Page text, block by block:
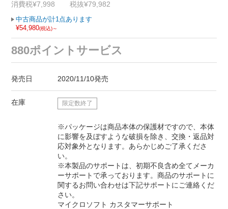
消費税¥7,998 税抜¥79,982
中古商品が計1点あります
¥54,980(税込)～
880ポイントサービス
発売日 2020/11/10発売
在庫 限定数終了
※パッケージは商品本体の保護材ですので、本体
に影響を及ぼすような破損を除き、交換・返品対
応対象外となります。あらかじめご了承くださ
い。
※本製品のサポートは、初期不良含め全てメーカ
ーサポートで承っております。商品のサポートに
関するお問い合わせは下記サポートにご連絡くだ
さい。
マイクロソフト カスタマーサポート